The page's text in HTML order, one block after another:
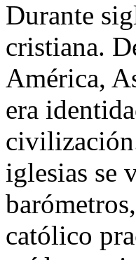
Durante
cristiana.
América,
era
iglesias se
católico